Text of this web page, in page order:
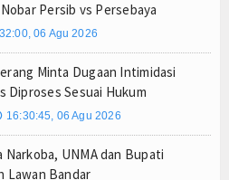
Persib vs Persebaya
06 Agu 2026
Minta Dugaan Intimidasi
Diproses Sesuai Hukum
16:30:45, 06 Agu 2026
Narkoba, UNMA dan Bupati
Lawan Bandar